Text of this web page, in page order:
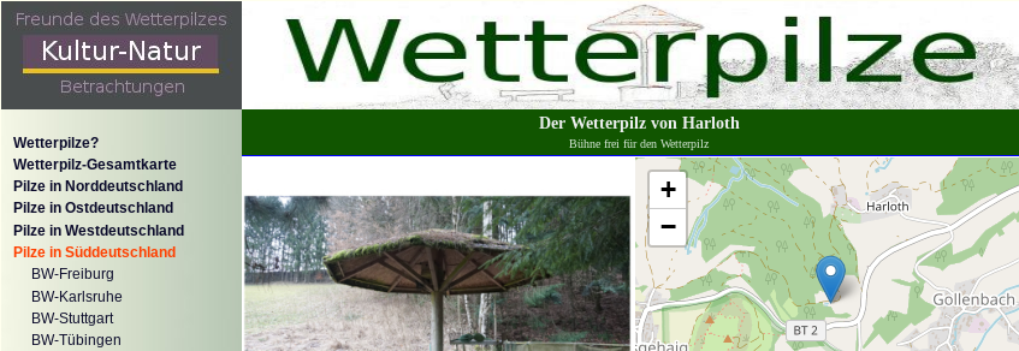
Wetterpilze?
Wetterpilz-Gesamtkarte
Pilze in Norddeutschland
Pilze in Ostdeutschland
Pilze in Westdeutschland
Pilze in Süddeutschland
BW-Freiburg
BW-Karlsruhe
BW-Stuttgart
BW-Tübingen
Der Wetterpilz von Harloth
Bühne frei für den Wetterpilz
+
−